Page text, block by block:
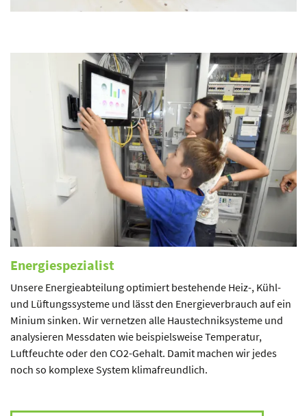
Energiespezialist
Unsere Energieabteilung optimiert bestehende Heiz-, Kühl-
und Lüftungssysteme und lässt den Energieverbrauch auf ein
Minium sinken. Wir vernetzen alle Haustechniksysteme und
analysieren Messdaten wie beispielsweise Temperatur,
Luftfeuchte oder den CO2-Gehalt. Damit machen wir jedes
noch so komplexe System klimafreundlich.